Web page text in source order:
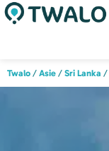
Twalo / Asie / Sri Lanka /